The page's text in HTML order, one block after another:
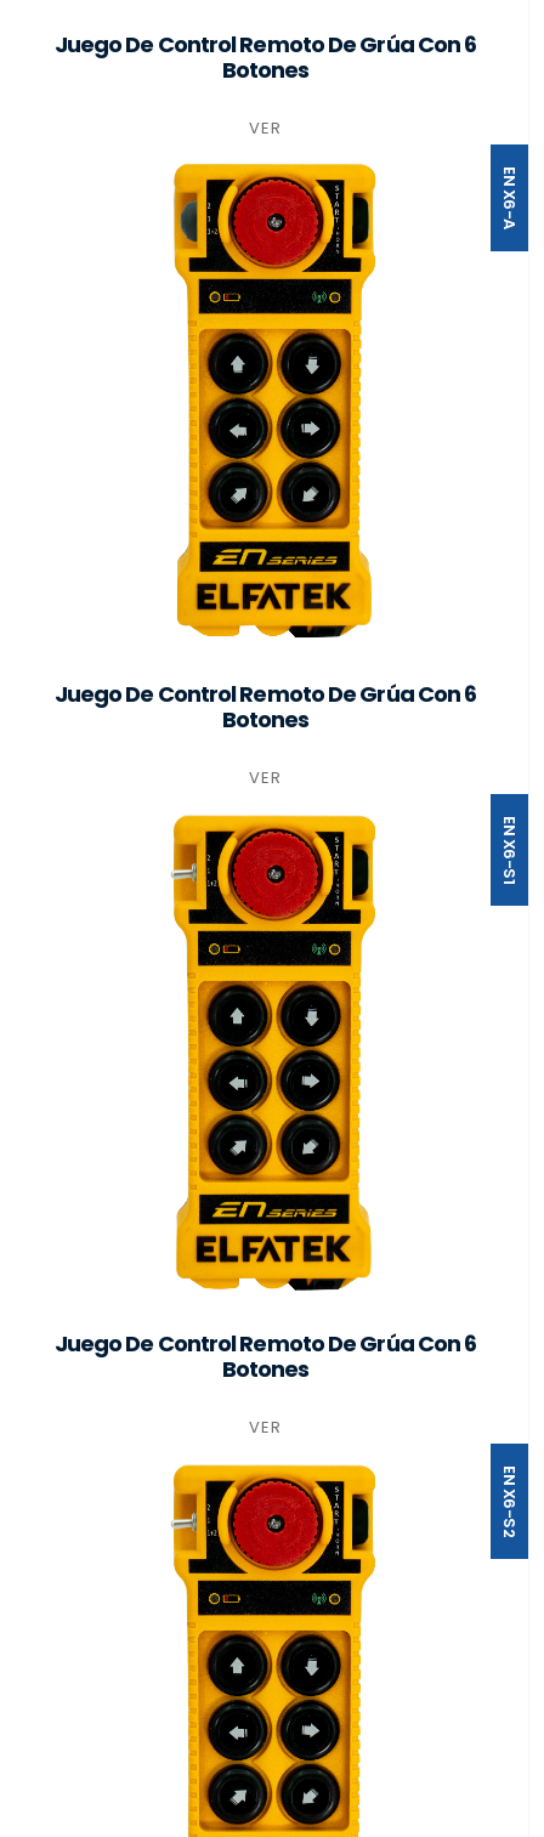
Juego De Control Remoto De Grúa Con 6
Botones
VER
EN X6-A
Juego De Control Remoto De Grúa Con 6
Botones
VER
EN X6-S1
Juego De Control Remoto De Grúa Con 6
Botones
VER
EN X6-S2